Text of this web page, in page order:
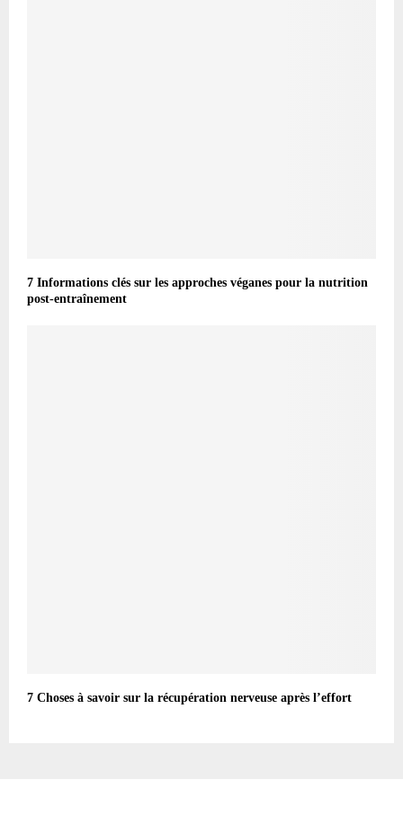
7 Informations clés sur les approches véganes pour la nutrition
post-entraînement
7 Choses à savoir sur la récupération nerveuse après l’effort